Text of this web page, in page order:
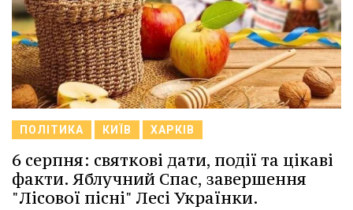
ПОЛІТИКА КИЇВ ХАРКІВ
6 серпня: святкові дати, події та цікаві
факти. Яблучний Спас, завершення
"Лісової пісні" Лесі Українки.